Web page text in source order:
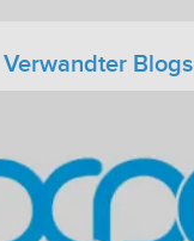
Verwandter Blogs